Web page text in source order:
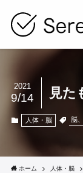
見た
2021
9/14
人体・脳 脳
ホーム 人体・脳